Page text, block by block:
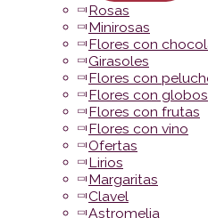
Rosas
Minirosas
Flores con
Girasoles
Flores con
Flores con globos
Flores con frutas
Flores con vino
Ofertas
Lirios
Margaritas
Clavel
Astromelia